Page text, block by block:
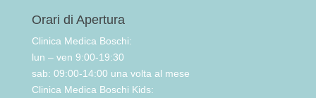
Orari di Apertura
Clinica Medica Boschi:
lun – ven 9:00-19:30
sab: 09:00-14:00 una volta al mese
Clinica Medica Boschi Kids: